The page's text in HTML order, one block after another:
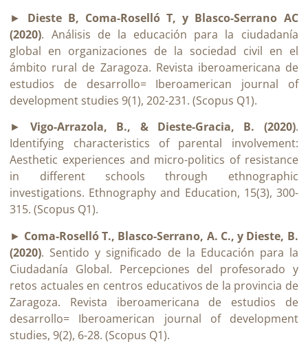
► Dieste B, Coma-Roselló T, y Blasco-Serrano AC
(2020). Análisis de la educación para la ciudadanía
global en organizaciones de la sociedad civil en el
ámbito rural de Zaragoza. Revista iberoamericana de
estudios de desarrollo= Iberoamerican journal of
development studies 9(1), 202-231. (Scopus Q1).
►
Vigo-Arrazola, B., & Dieste-Gracia, B. (2020).
Identifying characteristics of parental involvement:
Aesthetic experiences and micro-politics of resistance
in different schools through ethnographic
investigations. Ethnography and Education, 15(3), 300-
315. (Scopus Q1).
► Coma-Roselló T., Blasco-Serrano, A. C., y Dieste, B.
(2020). Sentido y significado de la Educación para la
Ciudadanía Global. Percepciones del profesorado y
retos actuales en centros educativos de la provincia de
Zaragoza. Revista iberoamericana de estudios de
desarrollo= Iberoamerican journal of development
studies, 9(2), 6-28. (Scopus Q1).